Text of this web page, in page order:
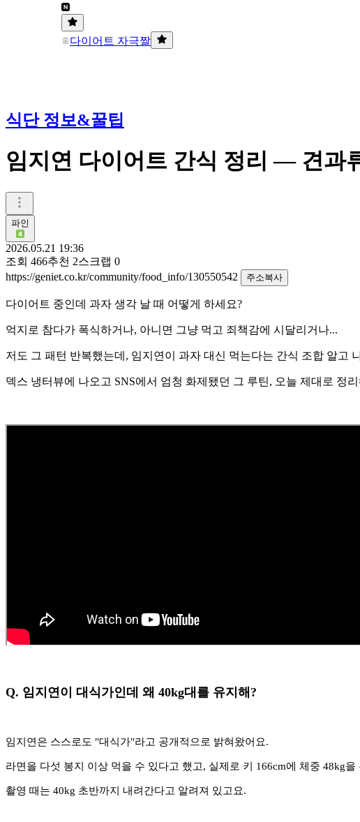
다이어트 자극짤
식단 정보&꿀팁
임지연 다이어트 간식 정리 — 견과
파인
2026.05.21 19:36
조회 466추천 2스크랩 0
https://geniet.co.kr/community/food_info/130550542
주소복사
다이어트 중인데 과자 생각 날 때 어떻게 하세요?
억지로 참다가 폭식하거나, 아니면 그냥 먹고 죄책감에 시달리거나...
저도 그 패턴 반복했는데, 임지연이 과자 대신 먹는다는 간식 조합 알고
덱스 냉터뷰에 나오고 SNS에서 엄청 화제됐던 그 루틴, 오늘 제대로 정
Q. 임지연이 대식가인데 왜 40kg대를 유지해?
임지연은 스스로도 "대식가"라고 공개적으로 밝혀왔어요.
라면을 다섯 봉지 이상 먹을 수 있다고 했고, 실제로 키 166cm에 체중 48kg을
촬영 때는 40kg 초반까지 내려간다고 알려져 있고요.